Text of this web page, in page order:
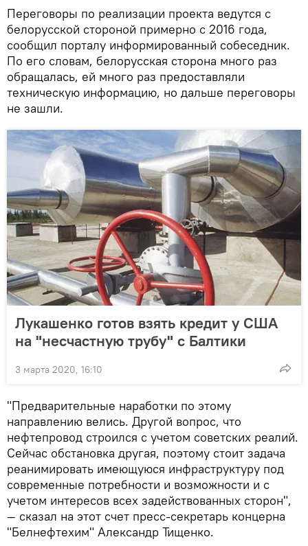
Переговоры по реализации проекта ведутся с
белорусской стороной примерно с 2016 года,
сообщил порталу информированный собеседник.
По его словам, белорусская сторона много раз
обращалась, ей много раз предоставляли
техническую информацию, но дальше переговоры
не зашли.
Лукашенко готов взять кредит у США
на "несчастную трубу" с Балтики
3 марта 2020, 16:10
"Предварительные наработки по этому
направлению велись. Другой вопрос, что
нефтепровод строился с учетом советских реалий.
Сейчас обстановка другая, поэтому стоит задача
реанимировать имеющуюся инфраструктуру под
современные потребности и возможности и с
учетом интересов всех задействованных сторон",
— сказал на этот счет пресс-секретарь концерна
"Белнефтехим" Александр Тищенко.